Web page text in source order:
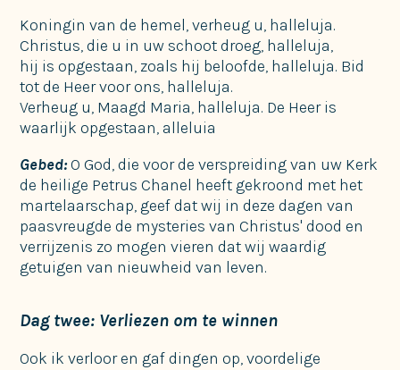
Koningin van de hemel, verheug u, halleluja.
Christus, die u in uw schoot droeg, halleluja,
hij is opgestaan, zoals hij beloofde, halleluja. Bid
tot de Heer voor ons, halleluja.
Verheug u, Maagd Maria, halleluja. De Heer is
waarlijk opgestaan, alleluia
Gebed:O God, die voor de verspreiding van uw Kerk
de heilige Petrus Chanel heeft gekroond met het
martelaarschap, geef dat wij in deze dagen van
paasvreugde de mysteries van Christus' dood en
verrijzenis zo mogen vieren dat wij waardig
getuigen van nieuwheid van leven.
Dag twee: Verliezen om te winnen
Ook ik verloor en gaf dingen op, voordelige